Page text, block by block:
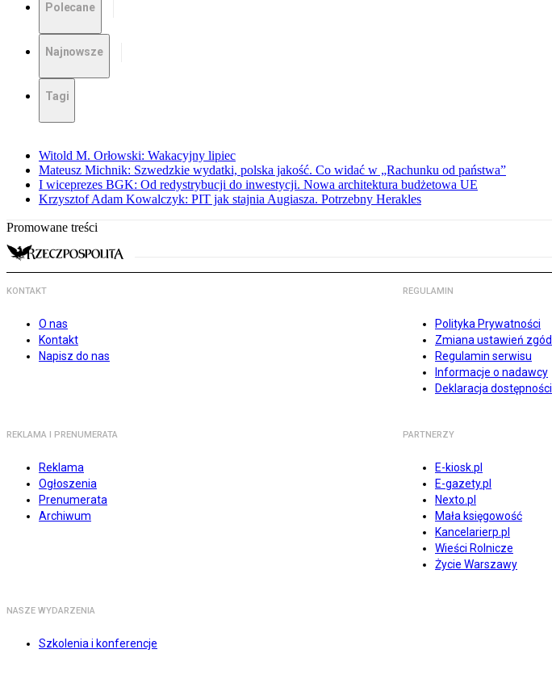
Polecane
Najnowsze
Tagi
Witold M. Orłowski: Wakacyjny lipiec
Mateusz Michnik: Szwedzkie wydatki, polska jakość. Co widać w „Rachunku od państwa”
I wiceprezes BGK: Od redystrybucji do inwestycji. Nowa architektura budżetowa UE
Krzysztof Adam Kowalczyk: PIT jak stajnia Augiasza. Potrzebny Herakles
Promowane treści
KONTAKT
O nas
Kontakt
Napisz do nas
REGULAMIN
Polityka Prywatności
Zmiana ustawień zgód
Regulamin serwisu
Informacje o nadawcy
Deklaracja dostępności
REKLAMA I PRENUMERATA
Reklama
Ogłoszenia
Prenumerata
Archiwum
PARTNERZY
E-kiosk.pl
E-gazety.pl
Nexto.pl
Mała księgowość
Kancelarierp.pl
Wieści Rolnicze
Życie Warszawy
NASZE WYDARZENIA
Szkolenia i konferencje